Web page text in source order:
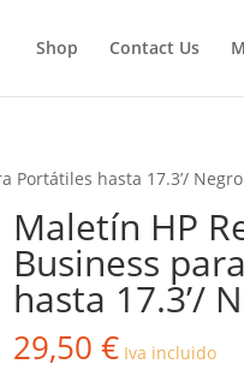
Shop Contact Us
Portátiles hasta 17.3’/ Negro
Maletín HP
Business
hasta 17.3’/
29,50€ Iva incluido